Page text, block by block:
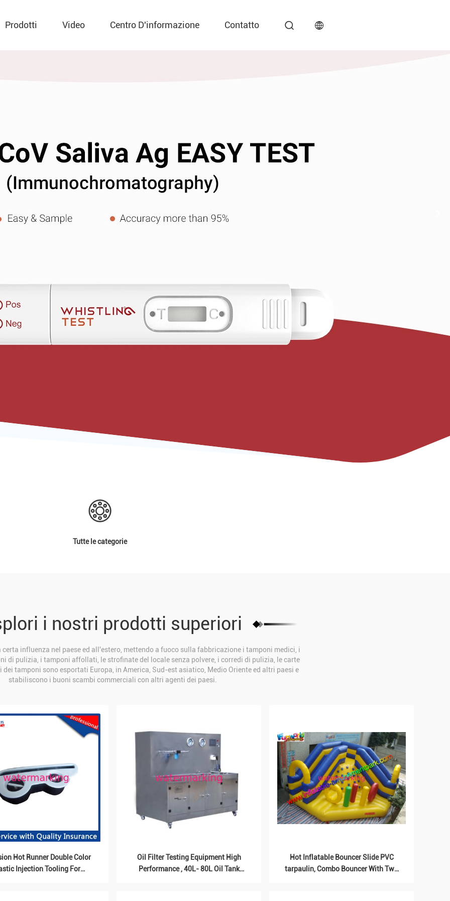
Prodotti Video Centro D'informazione Contatto
Tutte le categorie
i nostri prodotti superiori
certa influenza nel paese ed all'estero, mettendo a fuoco sulla fabbricazione i tamponi medici, i
di pulizia, i tamponi affollati, le strofinate del locale senza polvere, i corredi di pulizia, le carte
tamponi sono esportati Europa, in America, Sud-est asiatico, Medio Oriente ed altri paesi e
stabiliscono i buoni scambi commerciali con altri agenti dei paesi.
Hot Runner Double Color
Injection Tooling For
Oil Filter Testing Equipment High
Performance , 40L- 80L Oil Tank
Hot Inflatable Bouncer Slide PVC
tarpaulin, Combo Bouncer With Two